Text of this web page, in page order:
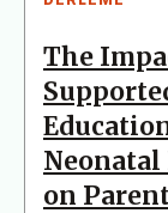
The
on